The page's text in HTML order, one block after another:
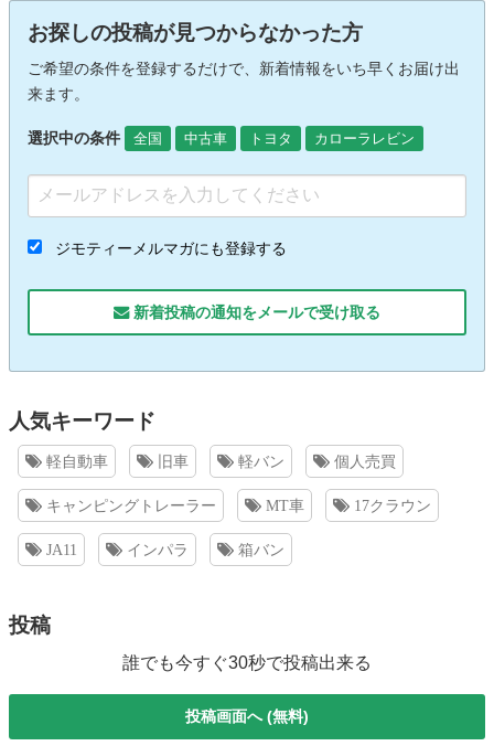
お探しの投稿が見つからなかった方
ご希望の条件を登録するだけで、新着情報をいち早くお届け出
来ます。
選択中の条件 全国 中古車 トヨタ カローラレビン
ジモティーメルマガにも登録する
新着投稿の通知をメールで受け取る
人気キーワード
軽自動車 旧車 軽バン 個人売買
キャンピングトレーラー MT車 17クラウン
JA11 インパラ 箱バン
投稿
誰でも今すぐ30秒で投稿出来る
投稿画面へ (無料)